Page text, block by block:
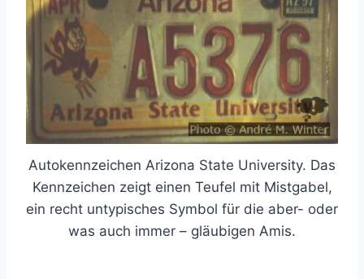
Autokennzeichen Arizona State University. Das
Kennzeichen zeigt einen Teufel mit Mistgabel,
ein recht untypisches Symbol für die aber- oder
was auch immer – gläubigen Amis.